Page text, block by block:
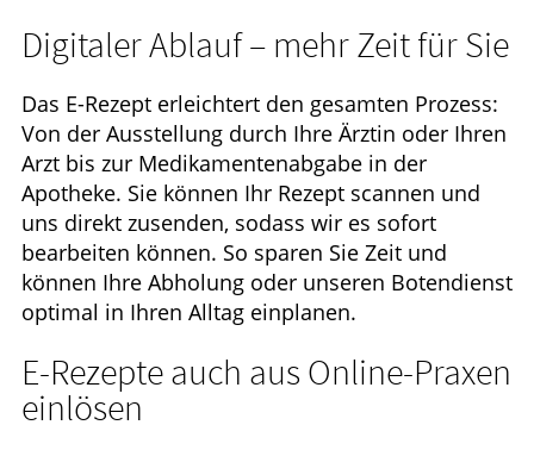
Digitaler Ablauf – mehr Zeit für Sie
Das E-Rezept erleichtert den gesamten Prozess:
Von der Ausstellung durch Ihre Ärztin oder Ihren
Arzt bis zur Medikamentenabgabe in der
Apotheke. Sie können Ihr Rezept scannen und
uns direkt zusenden, sodass wir es sofort
bearbeiten können. So sparen Sie Zeit und
können Ihre Abholung oder unseren Botendienst
optimal in Ihren Alltag einplanen.
E-Rezepte auch aus Online-Praxen
einlösen